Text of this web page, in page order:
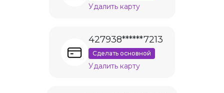
Удалить карту
427938******7213
Сделать основной
Удалить карту